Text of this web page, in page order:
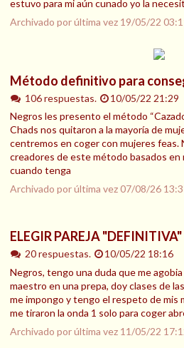
estuvo para mi aún cunado yo la
Archivado por última vez 19/05/22
Método definitivo para
106 respuestas.
10/05/22 21:29
Negros les presento el método
Chads nos quitaron a la mayoría de
centremos en coger con mujeres feas.
creadores de este método basados en
cuando tenga
Archivado por última vez07/08/26
ELEGIR PAREJA "DEFINITIVA"
20 respuestas.
10/05/22 18:16
Negros, tengo una duda que me
maestro en una prepa, doy clases de
me impongo y tengo el respeto de mis
me tiraron la onda 1 solo para coger
Archivado por última vez 11/05/22